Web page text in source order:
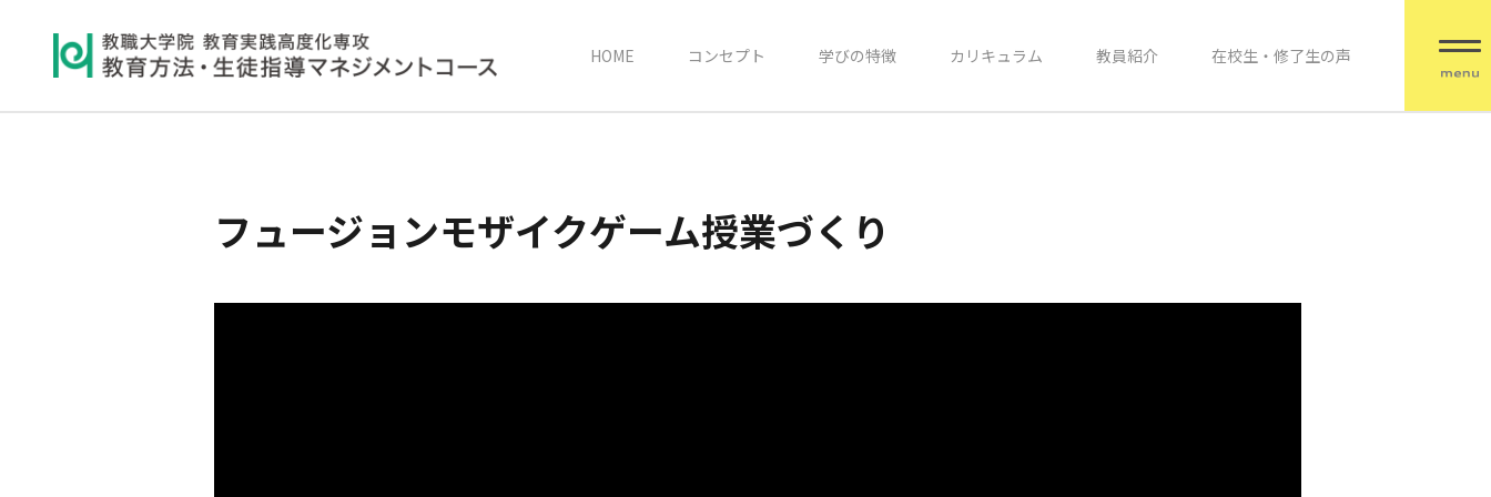
HOME コンセプト 学びの特徴 カリキュラム 教員紹介 在校生・修了生の声
フュージョンモザイクゲーム授業づくり